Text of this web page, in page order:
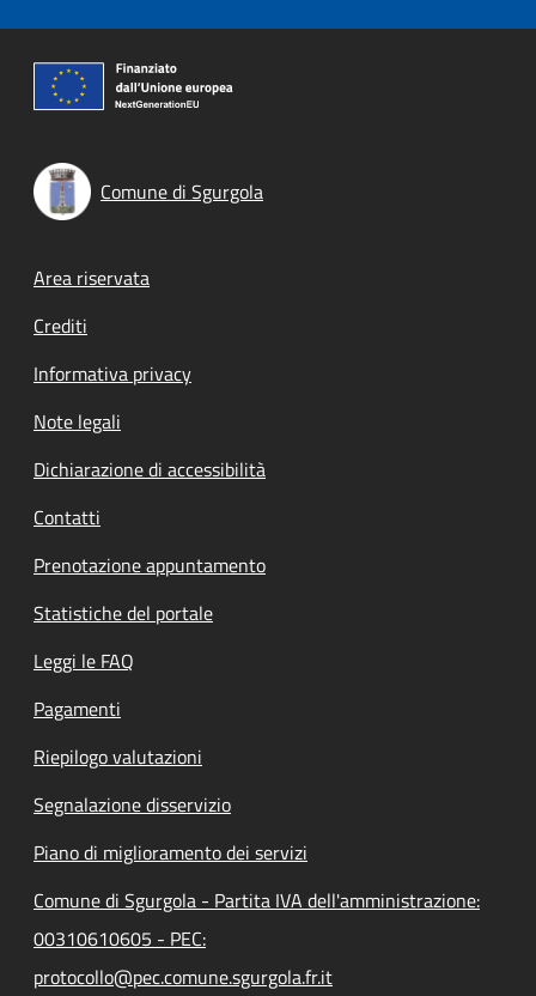
Comune di Sgurgola
Footer menu
Area riservata
Crediti
Informativa privacy
Note legali
Dichiarazione di accessibilità
Contatti
Prenotazione appuntamento
Statistiche del portale
Leggi le FAQ
Pagamenti
Riepilogo valutazioni
Segnalazione disservizio
Piano di miglioramento dei servizi
Comune di Sgurgola - Partita IVA dell'amministrazione:
00310610605 - PEC:
protocollo@pec.comune.sgurgola.fr.it